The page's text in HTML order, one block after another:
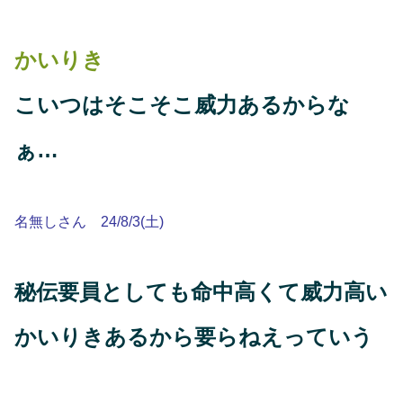
かいりき
こいつはそこそこ威力あるからな
ぁ…
名無しさん 24/8/3(土)
秘伝要員としても命中高くて威力高い
かいりきあるから要らねえっていう